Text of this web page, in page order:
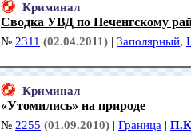
Криминал
Сводка УВД по Печенгскому
№ 2311 (02.04.2011) | Заполярный,
Криминал
«Утомились» на природе
№ 2255 (01.09.2010) | Граница |